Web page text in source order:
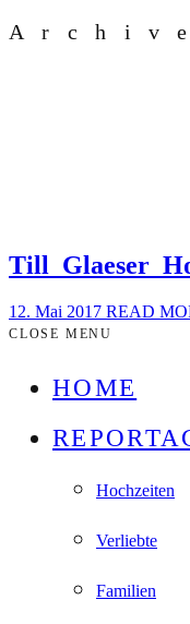
12. Mai 2017 READ
CLOSE MENU
HOME
Hochzeiten
Verliebte
Familien